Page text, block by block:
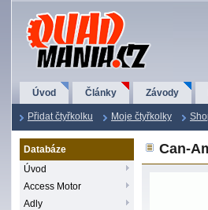
QuadMania.cz
Úvod Články Závody
Přidat čtyřkolku Moje čtyřkolky
Databáze
Úvod
Access Motor
Adly
Can-